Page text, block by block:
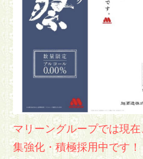
マリーングループでは現
集強化・積極採用中です！